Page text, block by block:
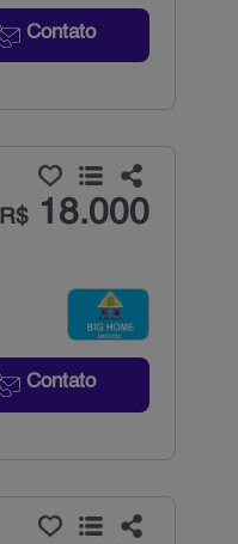
Contato
R$18.000
Contato